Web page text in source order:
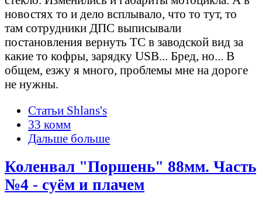
новостях то и дело всплывало, что то тут, то
там сотрудники ДПС выписывали
постановления вернуть ТС в заводской вид за
какие то кофры, зарядку USB... Бред, но... В
общем, езжу я много, проблемы мне на дороге
не нужны.
Статьи Shlans's
33 комм
Дальше больше
Коленвал "Поршень" 88мм. Часть
№4 - суём и плачем